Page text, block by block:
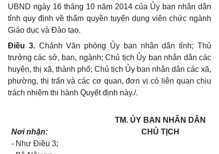
UBND ngày 16 tháng 10 năm 2014 của Ủy ban nhân dân
tỉnh quy định về thẩm quyền tuyển dụng viên chức ngành
Giáo dục và Đào tạo.
Điều 3.Chánh Văn phòng Ủy ban nhân dân tỉnh; Thủ
trưởng các sở, ban, ngành; Chủ tịch Ủy ban nhân dân các
huyện, thị xã, thành phố; Chủ tịch Ủy ban nhân dân các xã,
phường, thị trấn và các cơ quan, đơn vị có liên quan chịu
trách nhiệm thi hành Quyết định này./.
Nơi nhận:
- Như Điều 3;
TM. ỦY BAN NHÂN DÂN
CHỦ TỊCH